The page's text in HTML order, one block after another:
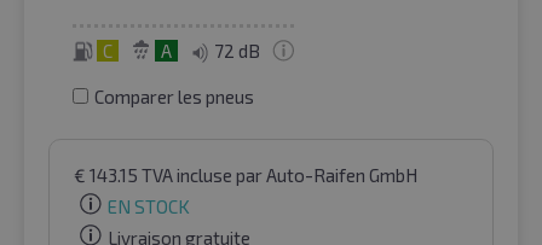
C A 72 dB
Comparer les pneus
€ 143.15 TVA incluse par Auto-Raifen GmbH
EN STOCK
Livraison gratuite